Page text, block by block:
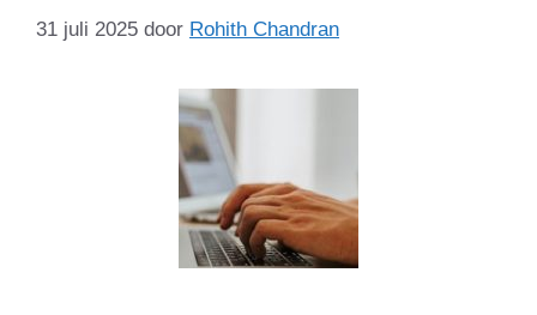
31 juli 2025 door Rohith Chandran